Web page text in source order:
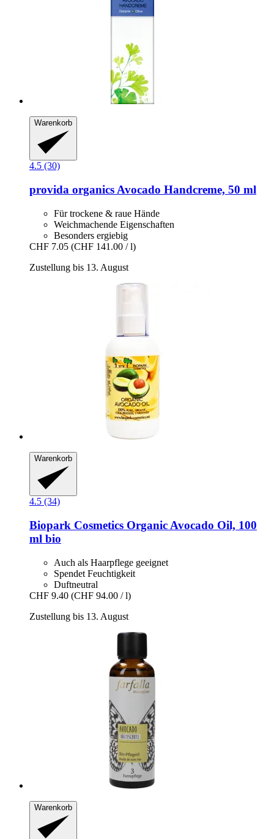
Warenkorb
4.5 (30)
provida organics Avocado Handcreme, 50 ml
Für trockene & raue Hände
Weichmachende Eigenschaften
Besonders ergiebig
CHF 7.05 (CHF 141.00 / l)
Zustellung bis 13. August
Warenkorb
4.5 (34)
Biopark Cosmetics Organic Avocado Oil, 100
ml bio
Auch als Haarpflege geeignet
Spendet Feuchtigkeit
Duftneutral
CHF 9.40 (CHF 94.00 / l)
Zustellung bis 13. August
Warenkorb